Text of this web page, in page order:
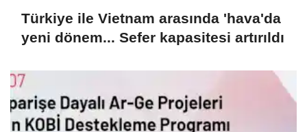
Türkiye ile Vietnam arasında 'hava'da
yeni dönem... Sefer kapasitesi artırıldı